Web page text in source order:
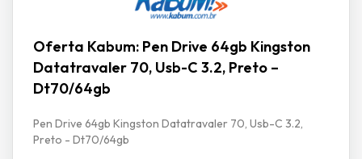
Oferta Kabum: Pen Drive 64gb Kingston
Datatravaler 70, Usb-C 3.2, Preto –
Dt70/64gb
Pen Drive 64gb Kingston Datatravaler 70, Usb-C 3.2,
Preto - Dt70/64gb